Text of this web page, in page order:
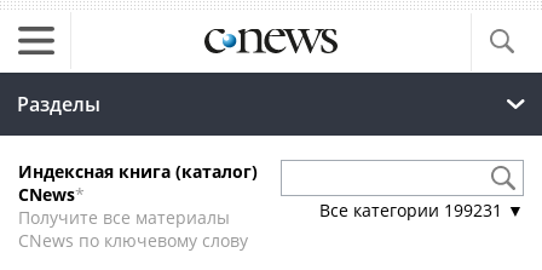
Разделы
Индексная книга (каталог)
CNews*
Получите все материалы
CNews по ключевому слову
Все категории 199231 ▼